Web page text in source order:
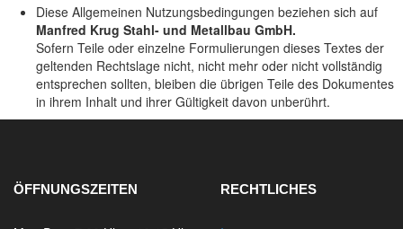
Diese Allgemeinen Nutzungsbedingungen beziehen sich auf
Manfred Krug Stahl- und Metallbau GmbH.
Sofern Teile oder einzelne Formulierungen dieses Textes der
geltenden Rechtslage nicht, nicht mehr oder nicht vollständig
entsprechen sollten, bleiben die übrigen Teile des Dokumentes
in ihrem Inhalt und ihrer Gültigkeit davon unberührt.
ÖFFNUNGSZEITEN RECHTLICHES